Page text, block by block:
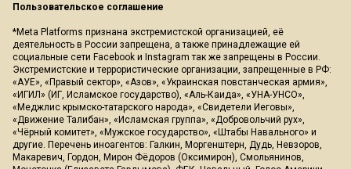
Пользовательское соглашение
*Meta Platforms признана экстремистской организацией, её
деятельность в России запрещена, а также принадлежащие ей
социальные сети Facebook и Instagram так же запрещены в России.
Экстремистские и террористические организации, запрещенные в РФ:
«АУЕ», «Правый сектор», «Азов», «Украинская повстанческая армия»,
«ИГИЛ» (ИГ, Исламское государство), «Аль-Каида», «УНА-УНСО»,
«Меджлис крымско-татарского народа», «Свидетели Иеговы»,
«Движение Талибан», «Исламская группа», «Добровольчий рух»,
«Чёрный комитет», «Мужское государство», «Штабы Навального» и
другие. Перечень иноагентов: Галкин, Моргенштерн, Дудь, Невзоров,
Макаревич, Гордон, Мирон Фёдоров (Оксимирон), Смольянинов,